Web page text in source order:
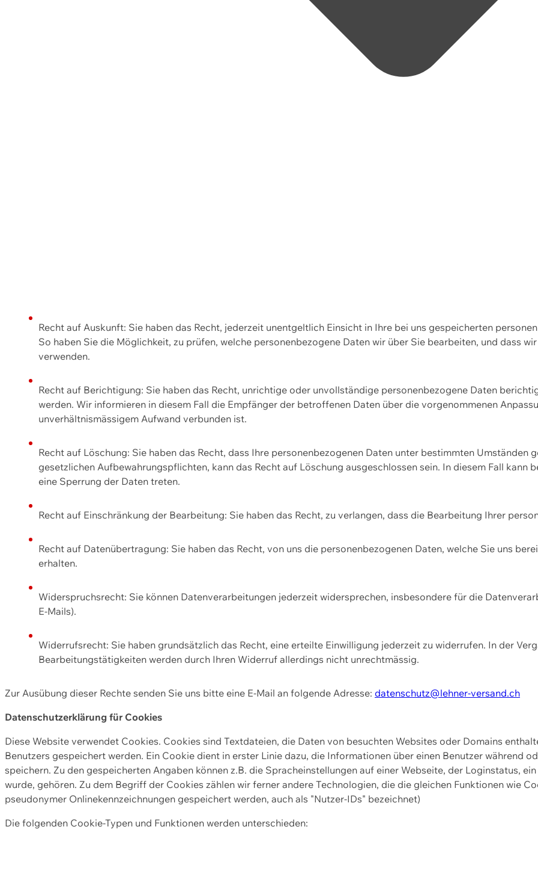
Recht auf Auskunft: Sie haben das Recht, jederzeit unentgeltlich Einsicht in Ihre bei uns gespeicherten
So haben Sie die Möglichkeit, zu prüfen, welche personenbezogene Daten wir über Sie bearbeiten, und dass
verwenden.
Recht auf Berichtigung: Sie haben das Recht, unrichtige oder unvollständige personenbezogene Daten
werden. Wir informieren in diesem Fall die Empfänger der betroffenen Daten über die vorgenommenen
unverhältnismässigem Aufwand verbunden ist.
Recht auf Löschung: Sie haben das Recht, dass Ihre personenbezogenen Daten unter bestimmten Umständen
gesetzlichen Aufbewahrungspflichten, kann das Recht auf Löschung ausgeschlossen sein. In diesem Fall kann
eine Sperrung der Daten treten.
Recht auf Einschränkung der Bearbeitung: Sie haben das Recht, zu verlangen, dass die Bearbeitung Ihrer
Recht auf Datenübertragung: Sie haben das Recht, von uns die personenbezogenen Daten, welche Sie uns
erhalten.
Widerspruchsrecht: Sie können Datenverarbeitungen jederzeit widersprechen, insbesondere für die
E-Mails).
Widerrufsrecht: Sie haben grundsätzlich das Recht, eine erteilte Einwilligung jederzeit zu widerrufen. In der
Bearbeitungstätigkeiten werden durch Ihren Widerruf allerdings nicht unrechtmässig.
Zur Ausübung dieser Rechte senden Sie uns bitte eine E-Mail an folgende Adresse: datenschutz@lehner-versand.ch
Datenschutzerklärung für Cookies
Diese Website verwendet Cookies. Cookies sind Textdateien, die Daten von besuchten Websites oder Domains
Benutzers gespeichert werden. Ein Cookie dient in erster Linie dazu, die Informationen über einen Benutzer während
speichern. Zu den gespeicherten Angaben können z.B. die Spracheinstellungen auf einer Webseite, der Loginstatus,
wurde, gehören. Zu dem Begriff der Cookies zählen wir ferner andere Technologien, die die gleichen Funktionen wie
pseudonymer Onlinekennzeichnungen gespeichert werden, auch als "Nutzer-IDs" bezeichnet)
Die folgenden Cookie-Typen und Funktionen werden unterschieden: